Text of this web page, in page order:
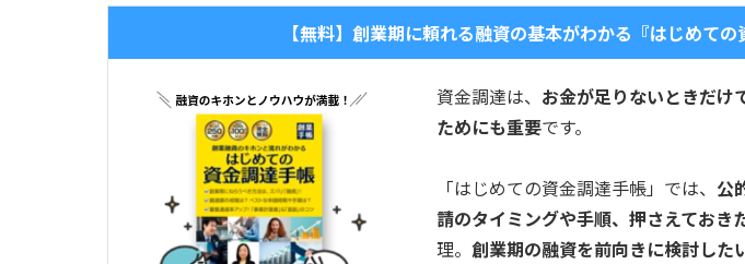
【無料】創業期に頼れる融資の基本がわかる『はじめての
資金調達は、 お金が足りないときだけ
ためにも重要です。
「はじめての資金調達手帳」では、 公
請のタイミングや手順、押さえておき
理。 創業期の融資を前向きに検討した